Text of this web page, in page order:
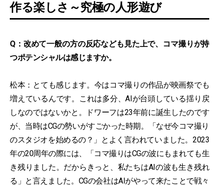
作る楽しさ～究極の人形遊び
Q：改めて一般の方の反応なども見た上で、コマ撮りが持
つポテンシャルは感じますか。
松本：とても感じます。今はコマ撮りの作品が映画祭でも
増えているんです。これは多分、AIが台頭している揺り戻
しなのではないかと。ドワーフは23年前に誕生したのです
が、当時はCGの勢いがすごかった時期。「なぜ今コマ撮り
のスタジオを始めるの？」とよく言われていました。2023
年の20周年の際には、「コマ撮りはCGの波にもまれても生
き残りました。だからきっと、私たちはAIの波も生き残れ
る」と言えました。CGの会社はAIがやって来たことで戦々